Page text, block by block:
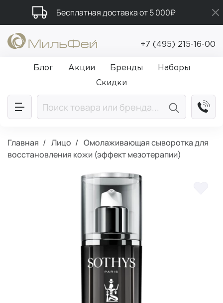
Бесплатная доставка от 5 000₽
Подарки в каждый заказ от 5 000₽
Промокод ПРИВЕТ
+7 (495) 215-16-00
Блог Акции Бренды
Наборы
Скидки
Главная Лицо
Омолаживающая сыворотка для
восстановления кожи (эффект мезотерапии)